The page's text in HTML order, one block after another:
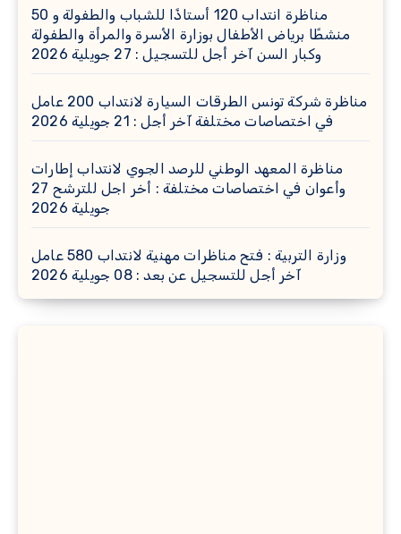
مناظرة انتداب 120 أستاذًا للشباب والطفولة و 50
منشطًا برياض الأطفال بوزارة الأسرة والمرأة والطفولة
وكبار السن آخر أجل للتسجيل : 27 جويلية 2026
مناظرة شركة تونس الطرقات السيارة لانتداب 200 عامل
في اختصاصات مختلفة آخر أجل : 21 جويلية 2026
مناظرة المعهد الوطني للرصد الجوي لانتداب إطارات
وأعوان في اختصاصات مختلفة : أخر اجل للترشح 27
جويلية 2026
وزارة التربية : فتح مناظرات مهنية لانتداب 580 عامل
آخر أجل للتسجيل عن بعد : 08 جويلية 2026